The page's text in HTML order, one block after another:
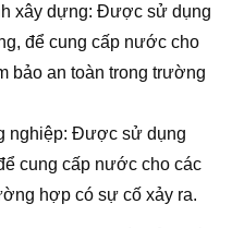
xây dựng: Được sử dụng
để cung cấp nước cho
bảo an toàn trong trường
nghiệp: Được sử dụng
cung cấp nước cho các
hợp có sự cố xảy ra.